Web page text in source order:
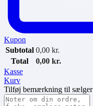
Kupon
Subtotal 0,00 kr.
Total
0,00 kr.
Kasse
Kurv
Tilføj bemærkning til sælger